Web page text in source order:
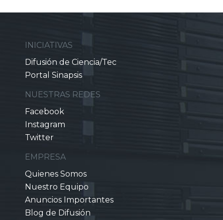
INICIATIVAS
Difusión de Ciencia/Tec
Portal Sinapsis
NUESTRAS REDES
Facebook
Instagram
Twitter
EMPRESA
Quienes Somos
Nuestro Equipo
Anuncios Importantes
Blog de Difusión